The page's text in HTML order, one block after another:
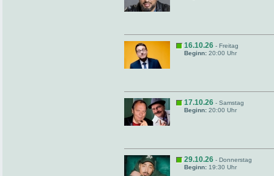
16.10.26 - Freitag
Beginn: 20:00 Uhr
17.10.26 - Samstag
Beginn: 20:00 Uhr
29.10.26 - Donnerstag
Beginn: 19:30 Uhr